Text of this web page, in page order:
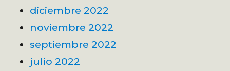
diciembre 2022
noviembre 2022
septiembre 2022
julio 2022